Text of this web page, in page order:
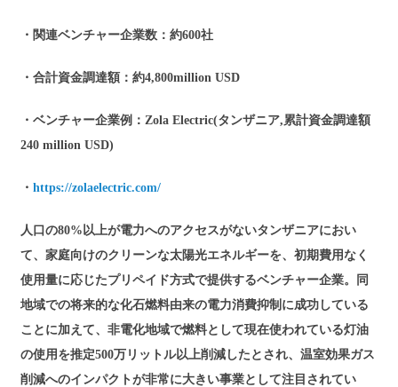
・関連ベンチャー企業数：約600社
・合計資金調達額：約4,800million USD
・ベンチャー企業例：Zola Electric(タンザニア,累計資金調達額
240 million USD)
・https://zolaelectric.com/
人口の80%以上が電力へのアクセスがないタンザニアにおい
て、家庭向けのクリーンな太陽光エネルギーを、初期費用なく
使用量に応じたプリペイド方式で提供するベンチャー企業。同
地域での将来的な化石燃料由来の電力消費抑制に成功している
ことに加えて、非電化地域で燃料として現在使われている灯油
の使用を推定500万リットル以上削減したとされ、温室効果ガス
削減へのインパクトが非常に大きい事業として注目されてい